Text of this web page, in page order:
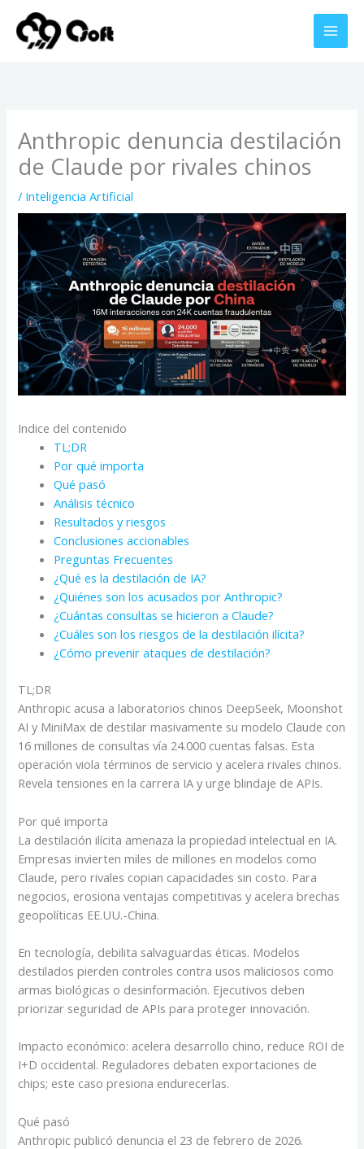
contenido
Anthropic denuncia destilación
de Claude por rivales chinos
/ Inteligencia Artificial
Indice del contenido
TL;DR
Por qué importa
Qué pasó
Análisis técnico
Resultados y riesgos
Conclusiones accionables
Preguntas Frecuentes
¿Qué es la destilación de IA?
¿Quiénes son los acusados por Anthropic?
¿Cuántas consultas se hicieron a Claude?
¿Cuáles son los riesgos de la destilación ilícita?
¿Cómo prevenir ataques de destilación?
TL;DR
Anthropic acusa a laboratorios chinos DeepSeek, Moonshot
AI y MiniMax de destilar masivamente su modelo Claude con
16 millones de consultas vía 24.000 cuentas falsas. Esta
operación viola términos de servicio y acelera rivales chinos.
Revela tensiones en la carrera IA y urge blindaje de APIs.
Por qué importa
La destilación ilícita amenaza la propiedad intelectual en IA.
Empresas invierten miles de millones en modelos como
Claude, pero rivales copian capacidades sin costo. Para
negocios, erosiona ventajas competitivas y acelera brechas
geopolíticas EE.UU.-China.
En tecnología, debilita salvaguardas éticas. Modelos
destilados pierden controles contra usos maliciosos como
armas biológicas o desinformación. Ejecutivos deben
priorizar seguridad de APIs para proteger innovación.
Impacto económico: acelera desarrollo chino, reduce ROI de
I+D occidental. Reguladores debaten exportaciones de
chips; este caso presiona endurecerlas.
Qué pasó
Anthropic publicó denuncia el 23 de febrero de 2026.